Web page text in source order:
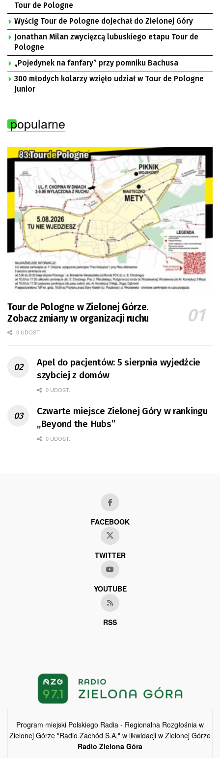
Tour de Pologne
Wyścig Tour de Pologne dojechał do Zielonej Góry
Jonathan Milan zwycięzcą lubuskiego etapu Tour de
Pologne
„Pojedynek na fanfary” przy pomniku Bachusa
300 młodych kolarzy wzięło udział w Tour de Pologne
Junior
popularne
Tour de Pologne w Zielonej Górze.
Zobacz zmiany w organizacji ruchu
0 UDOST.
Apel do pacjentów: 5 sierpnia wyjedźcie
szybciej z domów
0 UDOST.
Czwarte miejsce Zielonej Góry w rankingu
„Beyond the Hubs”
0 UDOST.
FACEBOOK
TWITTER
YOUTUBE
RSS
Program miejski Polskiego Radia - Regionalna Rozgłośnia w
Zielonej Górze "Radio Zachód S.A." w likwidacji w Zielonej Górze
Radio Zielona Góra